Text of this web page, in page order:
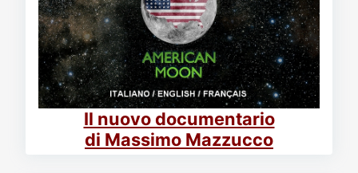
Il nuovo documentario
di Massimo Mazzucco